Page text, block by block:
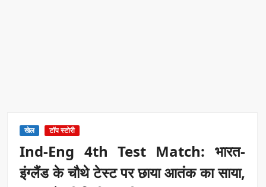
खेल टॉप स्टोरी
Ind-Eng 4th Test Match: भारत-
इंग्लैंड के चौथे टेस्ट पर छाया आतंक का साया,